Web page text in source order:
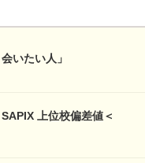
いたい人」
上位校偏差値＜